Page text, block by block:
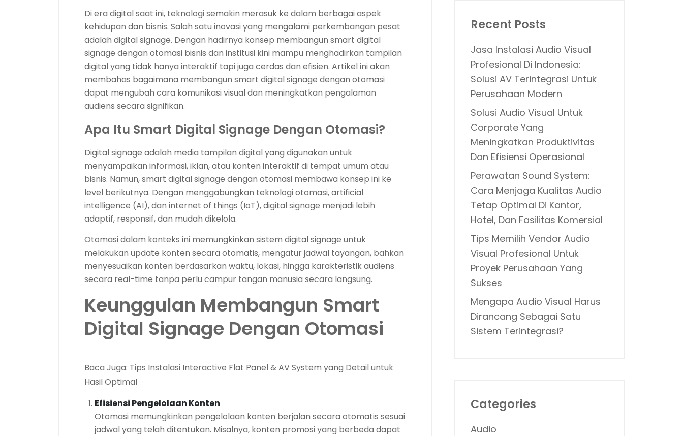
Di era digital saat ini, teknologi semakin merasuk ke dalam berbagai aspek
kehidupan dan bisnis. Salah satu inovasi yang mengalami perkembangan pesat
adalah digital signage. Dengan hadirnya konsep membangun smart digital
signage dengan otomasi bisnis dan institusi kini mampu menghadirkan tampilan
digital yang tidak hanya interaktif tapi juga cerdas dan efisien. Artikel ini akan
membahas bagaimana membangun smart digital signage dengan otomasi
dapat mengubah cara komunikasi visual dan meningkatkan pengalaman
audiens secara signifikan.
Apa Itu Smart Digital Signage Dengan Otomasi?
Digital signage adalah media tampilan digital yang digunakan untuk
menyampaikan informasi, iklan, atau konten interaktif di tempat umum atau
bisnis. Namun, smart digital signage dengan otomasi membawa konsep ini ke
level berikutnya. Dengan menggabungkan teknologi otomasi, artificial
intelligence (AI), dan internet of things (IoT), digital signage menjadi lebih
adaptif, responsif, dan mudah dikelola.
Otomasi dalam konteks ini memungkinkan sistem digital signage untuk
melakukan update konten secara otomatis, mengatur jadwal tayangan, bahkan
menyesuaikan konten berdasarkan waktu, lokasi, hingga karakteristik audiens
secara real-time tanpa perlu campur tangan manusia secara langsung.
Keunggulan Membangun Smart
Digital Signage Dengan Otomasi
Baca Juga: Tips Instalasi Interactive Flat Panel & AV System yang Detail untuk
Hasil Optimal
Efisiensi Pengelolaan Konten
Otomasi memungkinkan pengelolaan konten berjalan secara otomatis sesuai
jadwal yang telah ditentukan. Misalnya, konten promosi yang berbeda dapat
Recent Posts
Jasa Instalasi Audio Visual
Profesional Di Indonesia:
Solusi AV Terintegrasi Untuk
Perusahaan Modern
Solusi Audio Visual Untuk
Corporate Yang
Meningkatkan Produktivitas
Dan Efisiensi Operasional
Perawatan Sound System:
Cara Menjaga Kualitas Audio
Tetap Optimal Di Kantor,
Hotel, Dan Fasilitas Komersial
Tips Memilih Vendor Audio
Visual Profesional Untuk
Proyek Perusahaan Yang
Sukses
Mengapa Audio Visual Harus
Dirancang Sebagai Satu
Sistem Terintegrasi?
Categories
Audio